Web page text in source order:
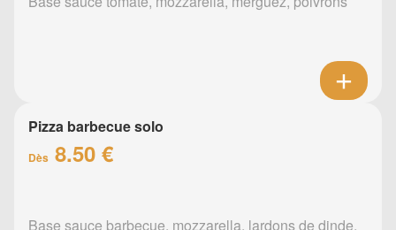
Pizza barbecue solo
Dès 8.50 €
Base sauce barbecue, mozzarella, lardons de dinde,